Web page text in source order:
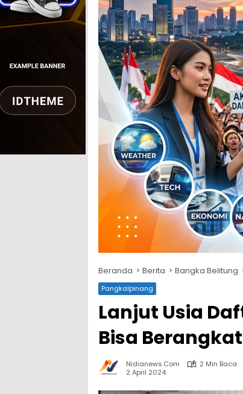
Beranda Berita Bangka Belitung
Pangkalpinang
Lanjut Usia
Bisa Berangkat
Nidianews.com
2 Min Baca
2 April 2024